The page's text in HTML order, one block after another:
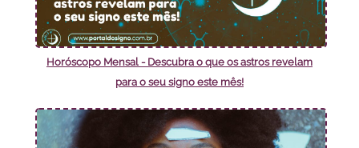
Horóscopo Mensal - Descubra o que os astros revelam
para o seu signo este mês!